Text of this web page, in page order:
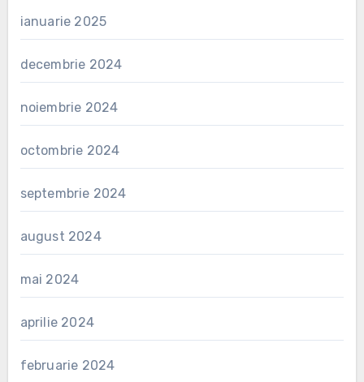
ianuarie 2025
decembrie 2024
noiembrie 2024
octombrie 2024
septembrie 2024
august 2024
mai 2024
aprilie 2024
februarie 2024